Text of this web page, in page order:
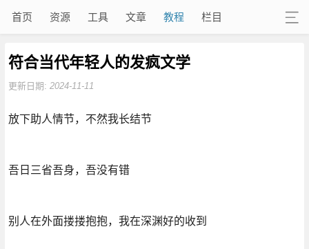
首页 资源 工具 文章 教程 栏目
符合当代年轻人的发疯文学
更新日期: 2024-11-11
放下助人情节，不然我长结节
吾日三省吾身，吾没有错
别人在外面搂搂抱抱，我在深渊好的收到